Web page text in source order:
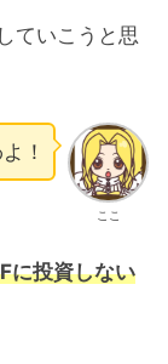
ていこうと思
ここ
！
に投資しない